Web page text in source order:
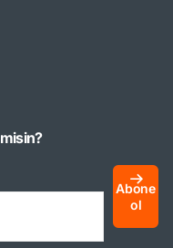
Abone
ol